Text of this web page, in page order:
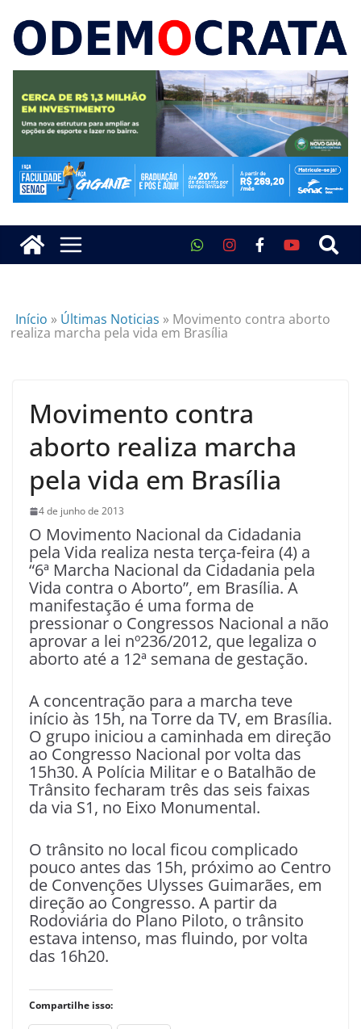
Início » Últimas Noticias » Movimento contra aborto
realiza marcha pela vida em Brasília
Movimento contra
aborto realiza marcha
pela vida em Brasília
4 de junho de 2013
O Movimento Nacional da Cidadania
pela Vida realiza nesta terça-feira (4) a
“6ª Marcha Nacional da Cidadania pela
Vida contra o Aborto”, em Brasília. A
manifestação é uma forma de
pressionar o Congressos Nacional a não
aprovar a lei nº236/2012, que legaliza o
aborto até a 12ª semana de gestação.
A concentração para a marcha teve
início às 15h, na Torre da TV, em Brasília.
O grupo iniciou a caminhada em direção
ao Congresso Nacional por volta das
15h30. A Polícia Militar e o Batalhão de
Trânsito fecharam três das seis faixas
da via S1, no Eixo Monumental.
O trânsito no local ficou complicado
pouco antes das 15h, próximo ao Centro
de Convenções Ulysses Guimarães, em
direção ao Congresso. A partir da
Rodoviária do Plano Piloto, o trânsito
estava intenso, mas fluindo, por volta
das 16h20.
Compartilhe isso: